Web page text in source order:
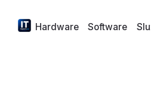
Hardware Software